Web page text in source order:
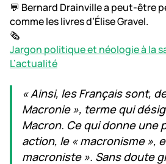
💬 Bernard Drainville a peut-être
comme les livres d’Élise Gravel.
🗞️
Jargon politique et néologie à la
L’actualité
« Ainsi, les Français sont,
Macronie », terme qui
Macron. Ce qui donne une
action, le « macronisme »,
macroniste ». Sans doute